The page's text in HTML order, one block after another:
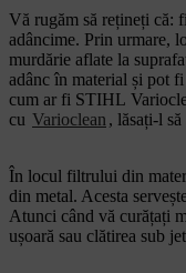
Vă rugăm să rețineți că:
adâncime. Prin urmare,
murdărie aflate la
adânc în material și pot
cum ar fi STIHL
cu Varioclean , lăsați-l
În locul filtrului din
din metal. Acesta
Atunci când vă curățați
ușoară sau clătirea sub